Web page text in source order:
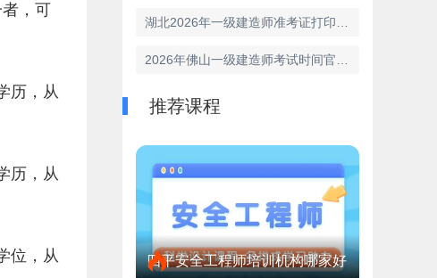
，可
历，从
历，从
位，从
推荐课程
四平安全工程师培训机构哪家好